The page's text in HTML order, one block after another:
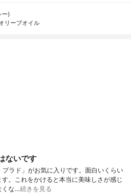
ー)
リーブオイル
ないです
プラド」がお気に入りです。面白いくらい
。これをかけると本当に美味しさが感じ
くな…続きを見る